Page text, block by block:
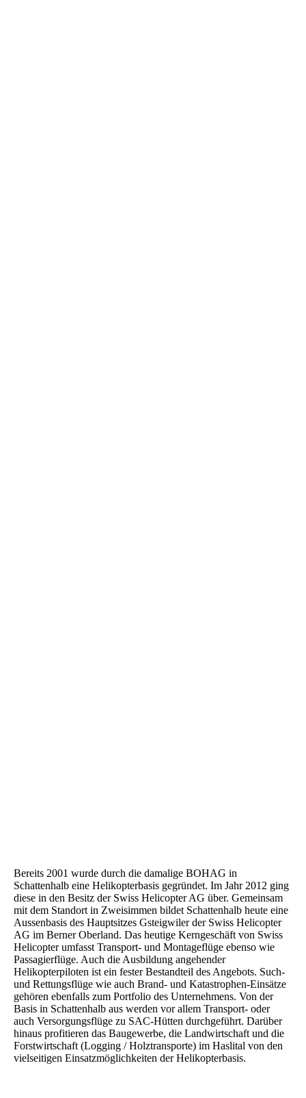
Bereits 2001 wurde durch die damalige BOHAG in
Schattenhalb eine Helikopterbasis gegründet. Im Jahr 2012 ging
diese in den Besitz der Swiss Helicopter AG über. Gemeinsam
mit dem Standort in Zweisimmen bildet Schattenhalb heute eine
Aussenbasis des Hauptsitzes Gsteigwiler der Swiss Helicopter
AG im Berner Oberland. Das heutige Kerngeschäft von Swiss
Helicopter umfasst Transport- und Montageflüge ebenso wie
Passagierflüge. Auch die Ausbildung angehender
Helikopterpiloten ist ein fester Bestandteil des Angebots. Such-
und Rettungsflüge wie auch Brand- und Katastrophen-Einsätze
gehören ebenfalls zum Portfolio des Unternehmens. Von der
Basis in Schattenhalb aus werden vor allem Transport- oder
auch Versorgungsflüge zu SAC-Hütten durchgeführt. Darüber
hinaus profitieren das Baugewerbe, die Landwirtschaft und die
Forstwirtschaft (Logging / Holztransporte) im Haslital von den
vielseitigen Einsatzmöglichkeiten der Helikopterbasis.